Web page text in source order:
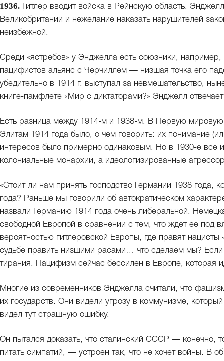
1936. Гитлер вводит войска в Рейнскую область.
Великобритании и нежелание наказать нарушителей
неизбежной.
Среди «ястребов» у Энджелла есть союзники,
пацифистов альянс с Черчиллем — низшая точка его
убедительно в 1914 г. выступал за невмешательство,
книге-памфлете «Мир с диктаторами?» Энджелл
Есть разница между 1914-м и 1938-м. В Первую
Элитам 1914 года было, о чем говорить: их понимание
интересов было примерно одинаковым. Но в 1930-е все
колониальные монархии, а идеологизированные
«Стоит ли нам принять господство Германии 1938 года,
года? Раньше мы говорили об автократическом
назвали Германию 1914 года очень либеральной.
свободной Европой в сравнении с тем, что ждет ее под
вероятностью гитлеровской Европы, где правят
судьбе править низшими расами… что сделаем мы?
тирания. Пацифизм сейчас бессилен в Европе, которая
Многие из современников Энджелла считали, что
их государств. Они видели угрозу в коммунизме,
видел тут страшную ошибку.
Он пытался доказать, что сталинский СССР — конечно,
питать симпатий, — устроен так, что не хочет войны. В